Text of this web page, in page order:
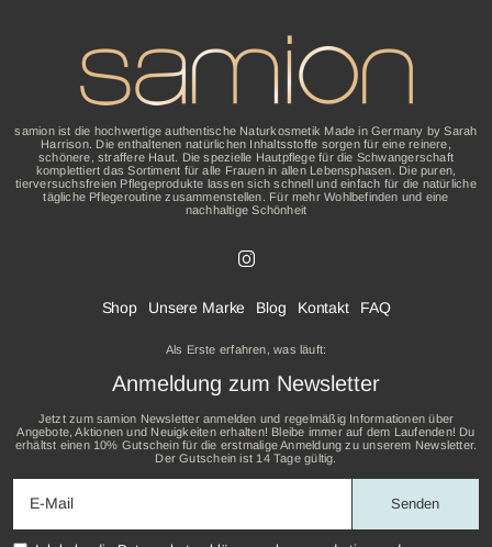
samion ist die hochwertige authentische Naturkosmetik Made in Germany by Sarah
Harrison. Die enthaltenen natürlichen Inhaltsstoffe sorgen für eine reinere,
schönere, straffere Haut. Die spezielle Hautpflege für die Schwangerschaft
komplettiert das Sortiment für alle Frauen in allen Lebensphasen. Die puren,
tierversuchsfreien Pflegeprodukte lassen sich schnell und einfach für die natürliche
tägliche Pflegeroutine zusammenstellen. Für mehr Wohlbefinden und eine
nachhaltige Schönheit
Shop Unsere Marke Blog Kontakt FAQ
Als Erste erfahren, was läuft:
Anmeldung zum Newsletter
Jetzt zum samion Newsletter anmelden und regelmäßig Informationen über
Angebote, Aktionen und Neuigkeiten erhalten! Bleibe immer auf dem Laufenden! Du
erhältst einen 10% Gutschein für die erstmalige Anmeldung zu unserem Newsletter.
Der Gutschein ist 14 Tage gültig.